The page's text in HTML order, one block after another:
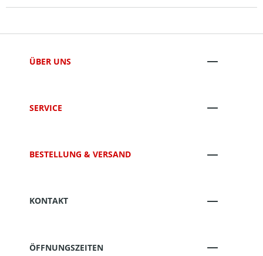
ÜBER UNS
SERVICE
BESTELLUNG & VERSAND
KONTAKT
ÖFFNUNGSZEITEN